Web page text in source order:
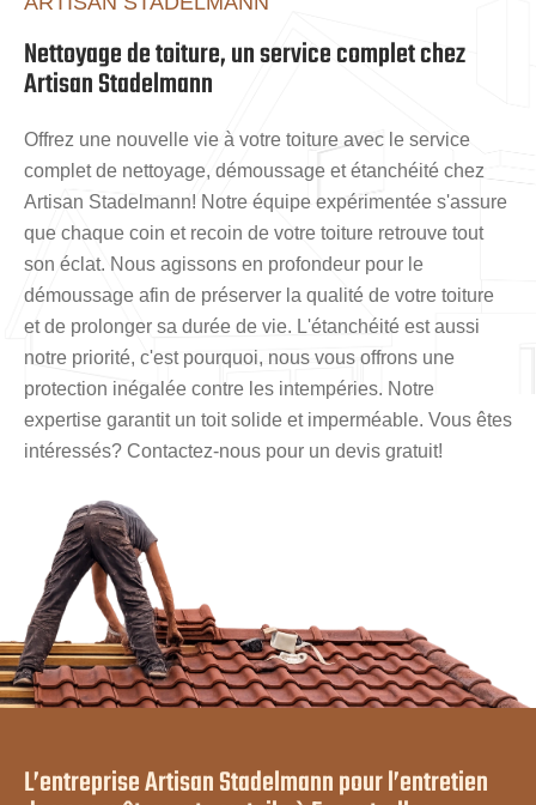
Nettoyage de toiture, un service complet chez
Artisan Stadelmann
Offrez une nouvelle vie à votre toiture avec le service
complet de nettoyage, démoussage et étanchéité chez
Artisan Stadelmann! Notre équipe expérimentée s'assure
que chaque coin et recoin de votre toiture retrouve tout
son éclat. Nous agissons en profondeur pour le
démoussage afin de préserver la qualité de votre toiture
et de prolonger sa durée de vie. L'étanchéité est aussi
notre priorité, c'est pourquoi, nous vous offrons une
protection inégalée contre les intempéries. Notre
expertise garantit un toit solide et imperméable. Vous êtes
intéressés? Contactez-nous pour un devis gratuit!
L’entreprise Artisan Stadelmann pour l’entretien